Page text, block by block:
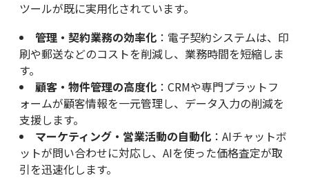
ツールが既に実用化されています。
管理・契約業務の効率化 ：電子契約システムは、印
刷や郵送などのコストを削減し、業務時間を短縮しま
す。
顧客・物件管理の高度化 ：CRMや専門プラットフ
ォームが顧客情報を一元管理し、データ入力の削減を
支援します。
マーケティング・営業活動の自動化 ：AIチャットボ
ットが問い合わせに対応し、AIを使った価格査定が取
引を迅速化します。